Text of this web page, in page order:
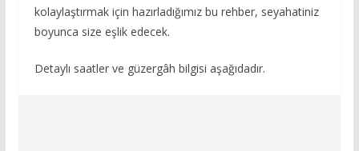
kolaylaştırmak için hazırladığımız bu rehber, seyahatiniz
boyunca size eşlik edecek.
Detaylı saatler ve güzergâh bilgisi aşağıdadır.